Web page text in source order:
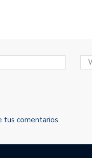
tus comentarios.